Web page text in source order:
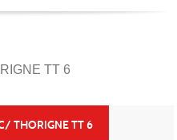
TT 6
THORIGNE TT 6